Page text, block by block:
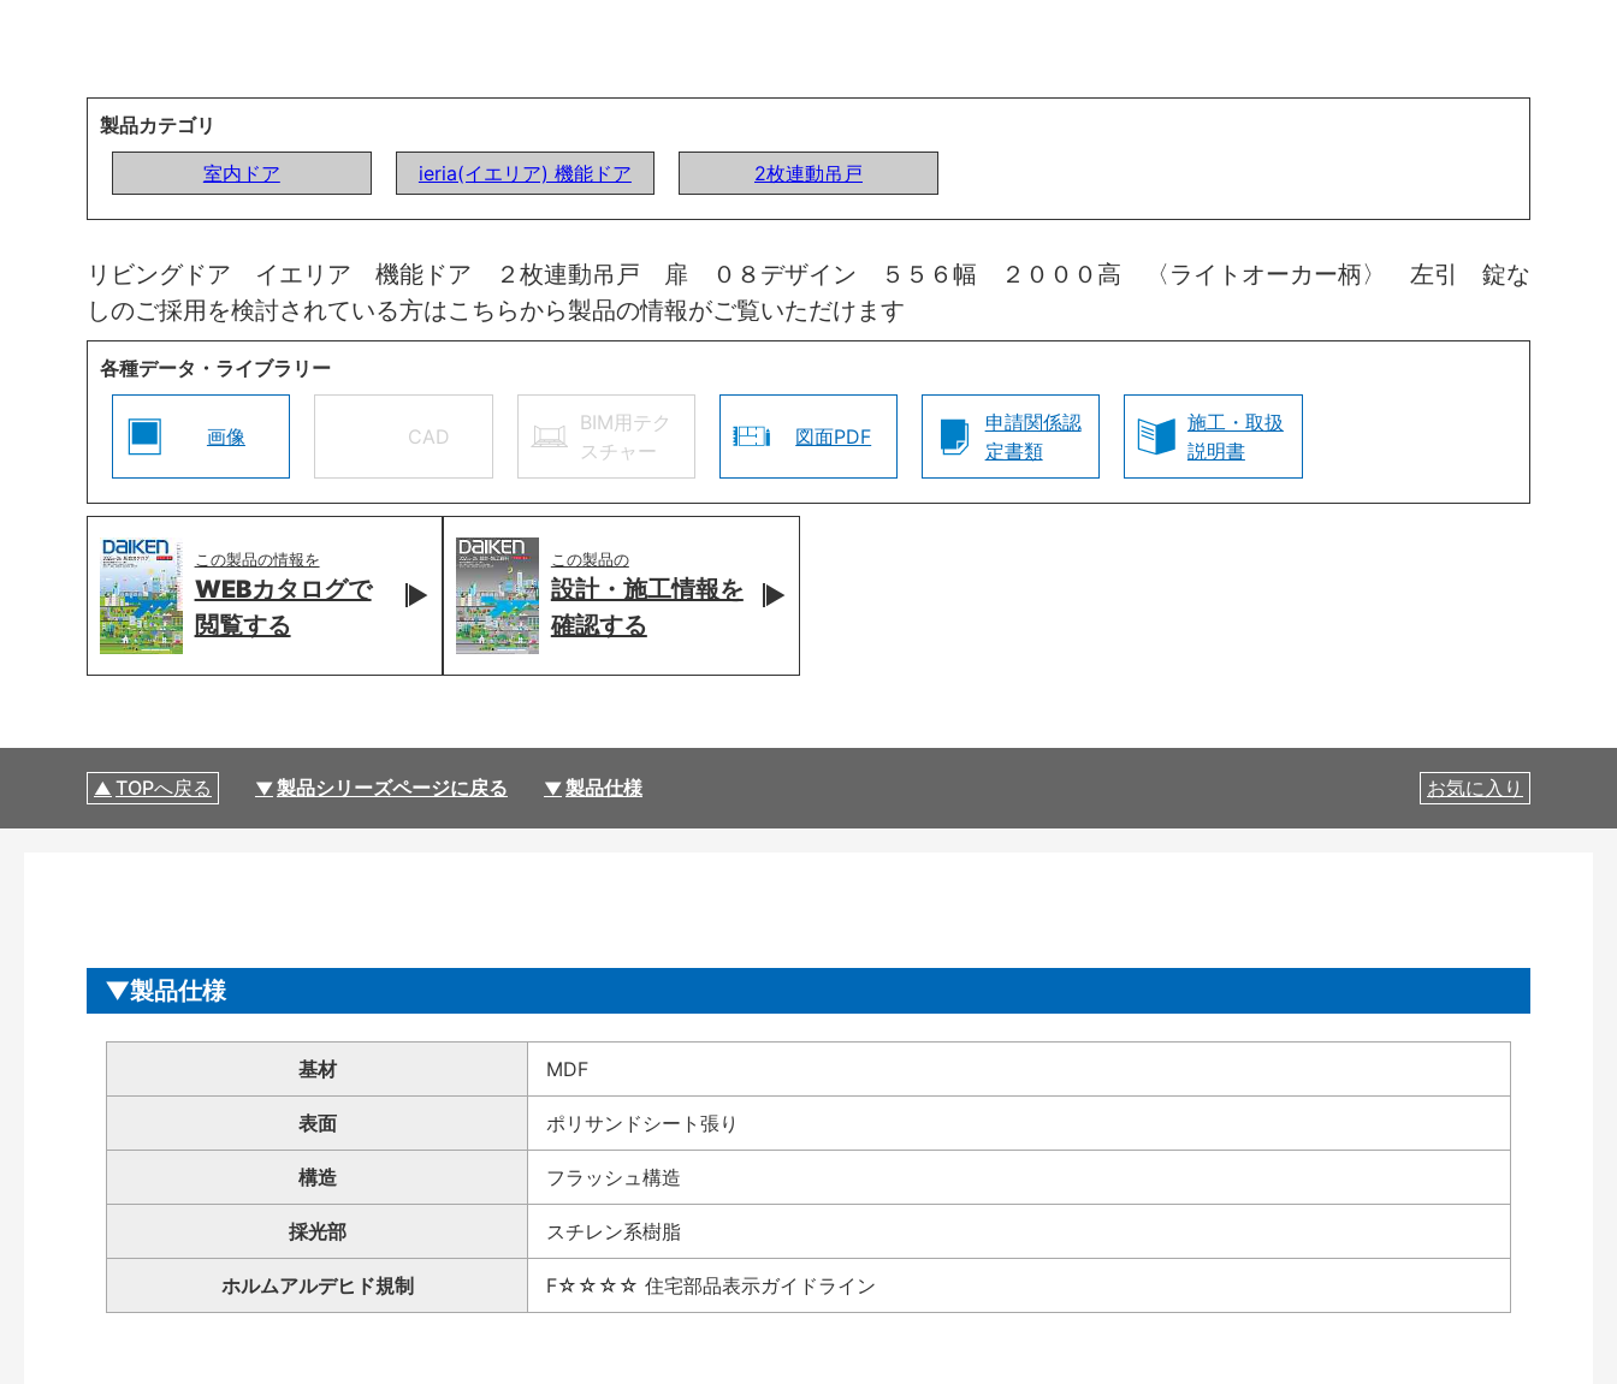
製品カテゴリ
室内ドア
ieria(イエリア) 機能ドア 2枚連動吊戸
リビングドア イエリア 機能ドア ２枚連動吊戸 扉 ０８デザイン ５５６幅 ２０００高 〈ライトオーカー柄〉 左引 錠な
しのご採用を検討されている方はこちらから製品の情報がご覧いただけます
各種データ・ライブラリー
画像 CAD
BIM用テク
スチャー
図面PDF
申請関係認
定書類
施工・取扱
説明書
この製品の情報を
WEBカタログで
閲覧する
この製品の
設計・施工情報を
確認する
TOPへ戻る 製品シリーズページに戻る 製品仕様 お気に入り
製品仕様
基材 MDF
表面 ポリサンドシート張り
構造 フラッシュ構造
採光部 スチレン系樹脂
ホルムアルデヒド規制 F☆☆☆☆ 住宅部品表示ガイドライン